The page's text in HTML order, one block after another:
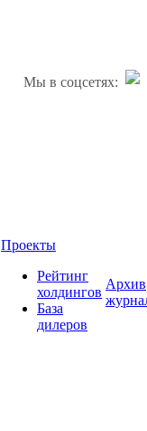
Мы в соцсетях:
Проекты
Рейтинг
холдингов
База
дилеров
Архив